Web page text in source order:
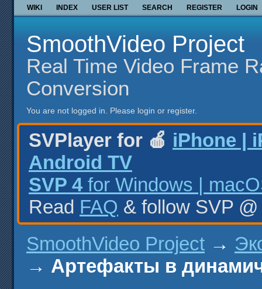
WIKI INDEX USER LIST SEARCH REGISTER LOGIN
SmoothVideo Project
Real Time Video Frame
Conversion
You are not logged in. Please login or register.
SVPlayer for 🍎 iPhone |
Android TV
SVP 4 for Windows |
Read FAQ & follow SVP
SmoothVideo Project →
→ Артефакты в